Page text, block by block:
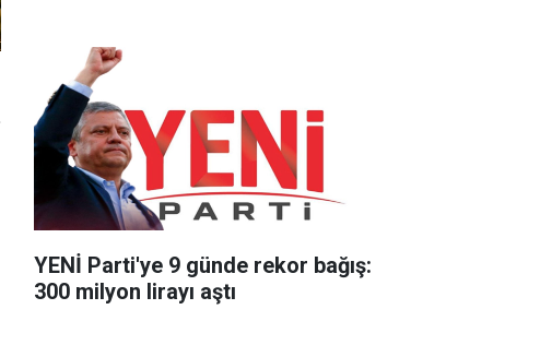
YENİ Parti'ye 9 günde rekor bağış:
300 milyon lirayı aştı